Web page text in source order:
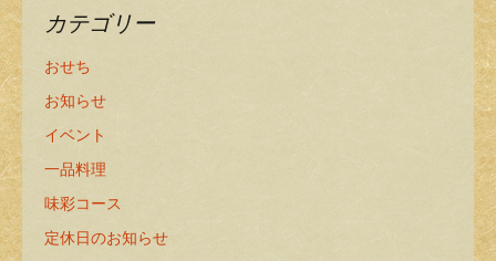
カテゴリー
おせち
お知らせ
イベント
一品料理
味彩コース
定休日のお知らせ